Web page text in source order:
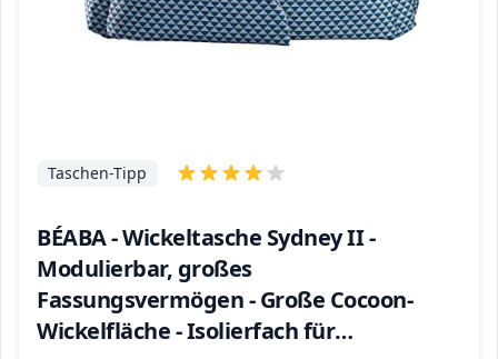
BÉABA - Wickeltasche Sydney II -
Modulierbar, großes
Fassungsvermögen - Große Cocoon-
Wickelfläche - Isolierfach für
Taschen-Tipp